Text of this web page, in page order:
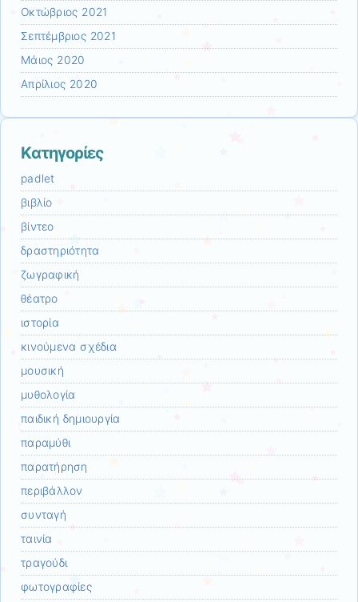
Οκτώβριος 2021
Σεπτέμβριος 2021
Μάιος 2020
Απρίλιος 2020
Kατηγορίες
padlet
βιβλίο
βίντεο
δραστηριότητα
ζωγραφική
θέατρο
ιστορία
κινούμενα σχέδια
μουσική
μυθολογία
παιδική δημιουργία
παραμύθι
παρατήρηση
περιβάλλον
συνταγή
ταινία
τραγούδι
φωτογραφίες